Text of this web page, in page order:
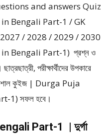
and answers Quiz
Bengali Part-1 / GK
/ 2028 / 2029 / 2030
Bengali Part-1) প্রশ্ন ও
পরীক্ষার্থীদের উপকারে
কুইজ | Durga Puja
1) সফল হবে।
Part-1 | দুর্গা